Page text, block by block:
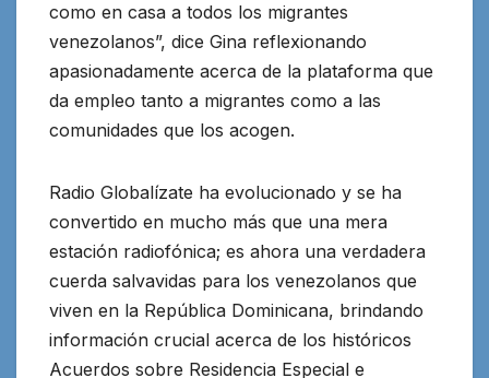
como en casa a todos los migrantes
venezolanos”, dice Gina reflexionando
apasionadamente acerca de la plataforma que
da empleo tanto a migrantes como a las
comunidades que los acogen.
Radio Globalízate ha evolucionado y se ha
convertido en mucho más que una mera
estación radiofónica; es ahora una verdadera
cuerda salvavidas para los venezolanos que
viven en la República Dominicana, brindando
información crucial acerca de los históricos
Acuerdos sobre Residencia Especial e